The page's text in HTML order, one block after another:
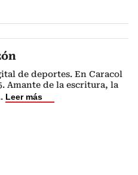
de deportes. En Caracol
Amante de la escritura, la
Leer más